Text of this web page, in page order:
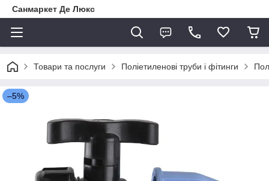
Санмаркет Де Люкс
Товари та послуги Поліетиленові труби і фітинги
–5%